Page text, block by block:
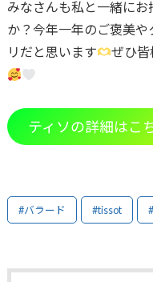
みなさんも私と一緒に
か？今年一年のご褒美
リだと思います
ぜひ皆
ティソの詳細はこ
#バラード #tissot